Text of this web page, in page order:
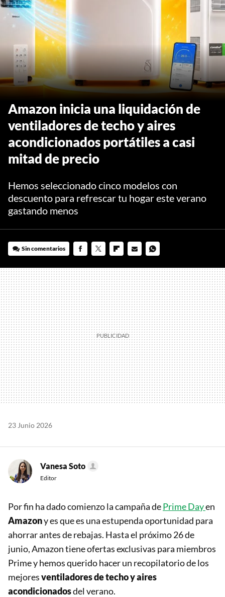
Amazon inicia una liquidación de
ventiladores de techo y aires
acondicionados portátiles a casi
mitad de precio
Hemos seleccionado cinco modelos con
descuento para refrescar tu hogar este verano
gastando menos
Sin comentarios
MAIL
23 Junio 2026
Vanesa Soto
Editor
Por fin ha dado comienzo la campaña dePrime Dayen
Amazony es que es una estupenda oportunidad para
ahorrar antes de rebajas. Hasta el próximo 26 de
junio, Amazon tiene ofertas exclusivas para miembros
Prime y hemos querido hacer un recopilatorio de los
mejoresventiladores de techo y aires
acondicionadosdel verano.